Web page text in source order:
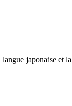
japonaise et la